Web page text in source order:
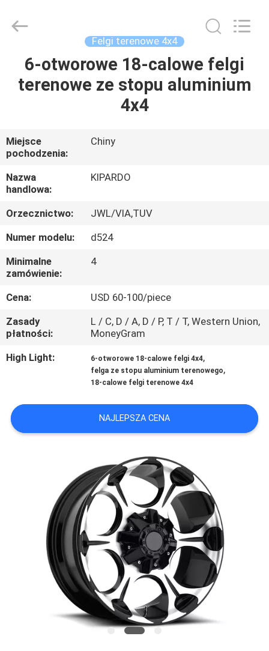
DOM
O
NAS
WYCIECZKA
PO
FABRYCE
KONTROLA
JAKOŚCI
SKONTAKTUJ
SIĘ
NAMI
POPROSIĆ
SITEMAP
PRIVACY
POLICY
Industry
Co.,Ltd.
Felgi terenowe 4x4
6-otworowe 18-calowe felgi
terenowe ze stopu aluminium
4x4
Miejsce
pochodzenia:
Chiny
Nazwa
handlowa:
KIPARDO
Orzecznictwo:
JWL/VIA,TUV
Numer modelu:
d524
Minimalne
zamówienie:
4
Cena:
USD 60-100/piece
Zasady
płatności:
L / C, D / A, D / P, T / T, Western Union,
MoneyGram
High Light:
6-otworowe 18-calowe felgi 4x4,
felga ze stopu aluminium terenowego,
18-calowe felgi terenowe 4x4
NAJLEPSZA CENA